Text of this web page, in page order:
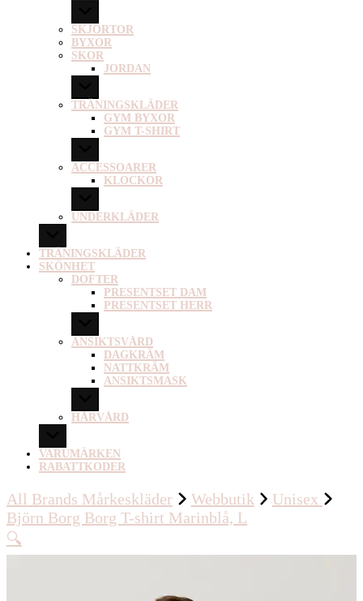
SKJORTOR
BYXOR
SKOR
JORDAN
TRÄNINGSKLÄDER
GYM BYXOR
GYM T-SHIRT
ACCESSOARER
KLOCKOR
UNDERKLÄDER
TRÄNINGSKLÄDER
SKÖNHET
DOFTER
PRESENTSET DAM
PRESENTSET HERR
ANSIKTSVÅRD
DAGKRÄM
NATTKRÄM
ANSIKTSMASK
HÅRVÅRD
VARUMÄRKEN
RABATTKODER
All Brands Mårkeskläder Webbutik
Unisex
Björn Borg Borg T-shirt Marinblå, L
🔍